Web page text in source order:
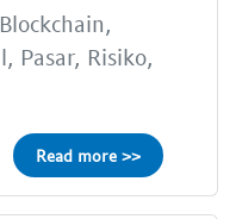
Pasar, Risiko,
Read more >>